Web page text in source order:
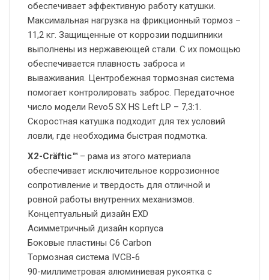
обеспечивает эффективную работу катушки.
Максимальная нагрузка на фрикционный тормоз –
11,2 кг. Защищенные от коррозии подшипники
выполнены из нержавеющей стали. С их помощью
обеспечивается плавность заброса и
вываживания. Центробежная тормозная система
помогает контролировать заброс. Передаточное
число модели Revo5 SX HS Left LP – 7,3:1.
Скоростная катушка подходит для тех условий
ловли, где необходима быстрая подмотка.
X2-Cräftic™ – рама из этого материала
обеспечивает исключительное коррозионное
сопротивление и твердость для отличной и
ровной работы внутренних механизмов.
Концептуальный дизайн EXD
Асимметричный дизайн корпуса
Боковые пластины C6 Carbon
Тормозная система IVCB-6
90-миллиметровая алюминиевая рукоятка с